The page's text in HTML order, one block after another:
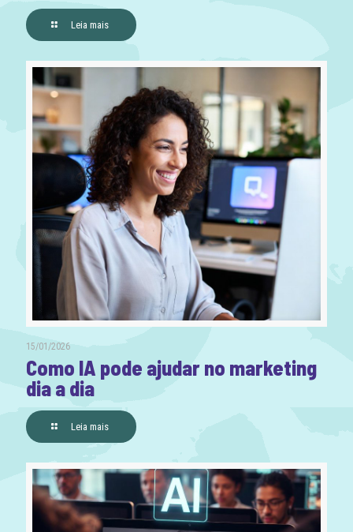
Leia mais
15/01/2026
Como IA pode ajudar no marketing
dia a dia
Leia mais